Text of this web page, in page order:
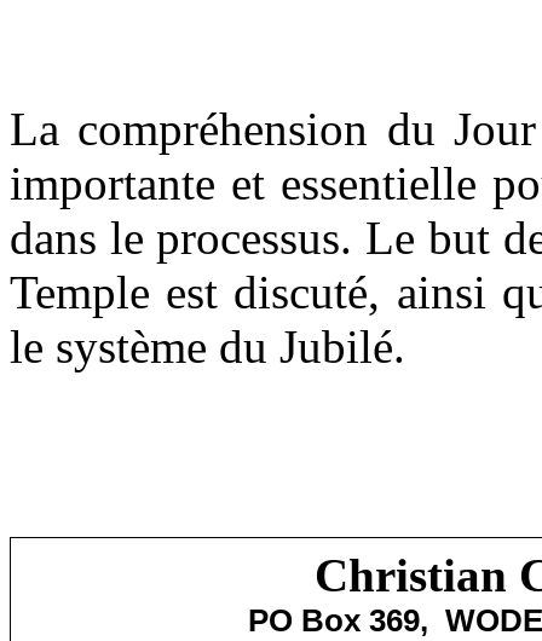
La compréhension du
importante et essentielle
dans le processus. Le but
Temple est discuté, ainsi
le système du Jubilé.
Christian
PO Box 369,